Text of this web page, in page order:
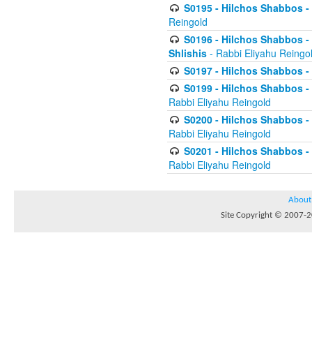
S0195 - Hilchos Shabbos
Reingold
S0196 - Hilchos Shabbos
Shlishis - Rabbi Eliyahu
S0197 - Hilchos Shabbos
S0199 - Hilchos Shabbos
Rabbi Eliyahu Reingold
S0200 - Hilchos Shabbos
Rabbi Eliyahu Reingold
S0201 - Hilchos Shabbos
Rabbi Eliyahu Reingold
About
Site Copyright © 2007-